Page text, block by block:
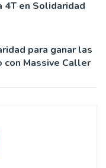
4T en Solidaridad
para ganar las
con Massive Caller